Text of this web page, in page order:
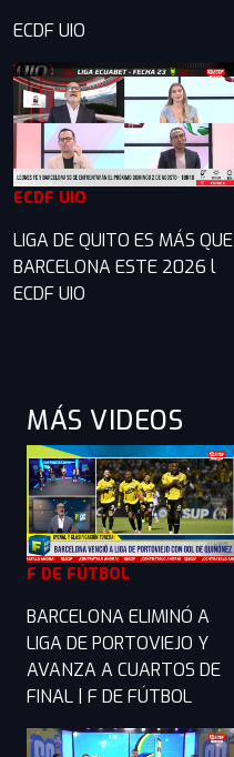
ECDF UIO
ECDF UIO
LIGA DE QUITO ES MÁS QUE
BARCELONA ESTE 2026 l
ECDF UIO
MÁS VIDEOS
F DE FÚTBOL
BARCELONA ELIMINÓ A
LIGA DE PORTOVIEJO Y
AVANZA A CUARTOS DE
FINAL | F DE FÚTBOL